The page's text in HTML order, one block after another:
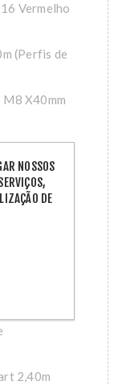
Vermelho
(Perfis de
X40mm
Ca (Hms)
Conector
2,40m
NOSSOS
DE